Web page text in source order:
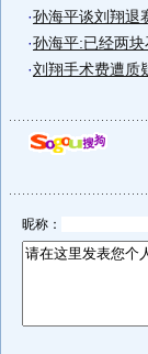
·孙海平谈刘翔退
·孙海平:已经两
·刘翔手术费遭质
昵称：